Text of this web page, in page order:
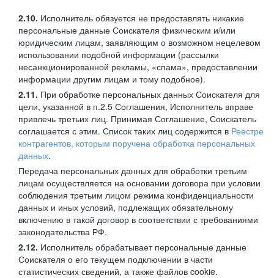
2.10. Исполнитель обязуется не предоставлять никакие
персональные данные Соискателя физическим и/или
юридическим лицам, заявляющим о возможном нецелевом
использовании подобной информации (рассылки
несанкционированной рекламы, «спама», предоставлении
информации другим лицам и тому подобное).
2.11. При обработке персональных данных Соискателя для
цели, указанной в п.2.5 Соглашения, Исполнитель вправе
привлечь третьих лиц. Принимая Соглашение, Соискатель
соглашается с этим. Список таких лиц содержится в Реестре
контрагентов, которым поручена обработка персональных
данных.
Передача персональных данных для обработки третьим
лицам осуществляется на основании договора при условии
соблюдения третьим лицом режима конфиденциальности
данных и иных условий, подлежащих обязательному
включению в такой договор в соответствии с требованиями
законодательства РФ.
2.12. Исполнитель обрабатывает персональные данные
Соискателя о его текущем подключении в части
статистических сведений, а также файлов cookie.